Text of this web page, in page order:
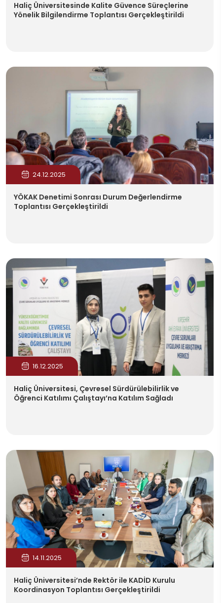
Haliç Üniversitesinde Kalite Güvence Süreçlerine
Yönelik Bilgilendirme Toplantısı Gerçekleştirildi
24.12.2025
YÖKAK Denetimi Sonrası Durum Değerlendirme
Toplantısı Gerçekleştirildi
16.12.2025
Haliç Üniversitesi, Çevresel Sürdürülebilirlik ve
Öğrenci Katılımı Çalıştayı’na Katılım Sağladı
14.11.2025
Haliç Üniversitesi’nde Rektör ile KADİD Kurulu
Koordinasyon Toplantısı Gerçekleştirildi